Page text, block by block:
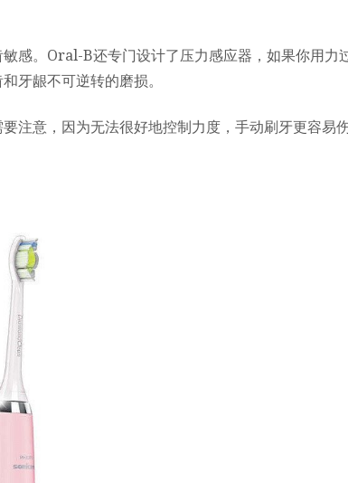
感。Oral-B还专门设计了压力感应器，如果你用力
牙龈不可逆转的磨损。
注意，因为无法很好地控制力度，手动刷牙更容易